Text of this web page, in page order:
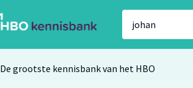
De grootste kennisbank van het HBO